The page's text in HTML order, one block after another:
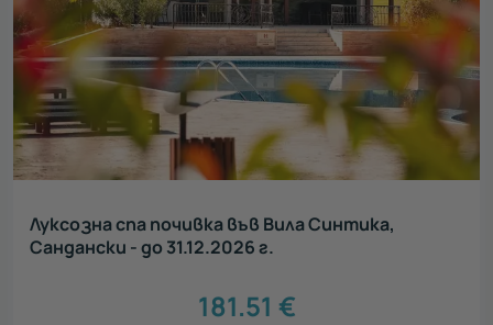
Луксозна спа почивка във Вила Синтика,
Сандански - до 31.12.2026 г.
181.51 €